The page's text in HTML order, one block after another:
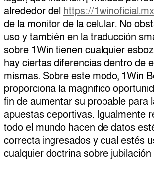
alrededor del https://
de la monitor de la celular. No
uso y también en la traducción
sobre 1Win tienen cualquier
hay ciertas diferencias dentro de
mismas. Sobre este modo, 1Win
proporciona la magnifico
fin de aumentar su probable para
apuestas deportivas. Igualmente
todo el mundo hacen de datos
correcta ingresados y cual estés
cualquier doctrina sobre jubilación